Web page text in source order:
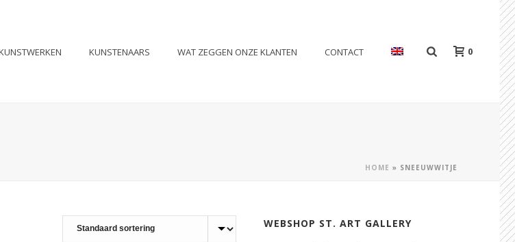
KUNSTENAARS WAT ZEGGEN ONZE KLANTEN CONTACT 0
HOME » SNEEUWWITJE
WEBSHOP ST. ART GALLERY